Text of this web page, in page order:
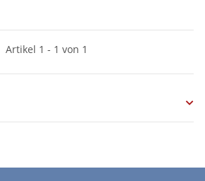
Artikel 1 - 1 von 1